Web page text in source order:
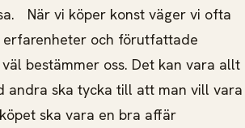
När vi köper konst väger vi ofta
erfarenheter och förutfattade
bestämmer oss. Det kan vara allt
andra ska tycka till att man vill vara
ska vara en bra affär